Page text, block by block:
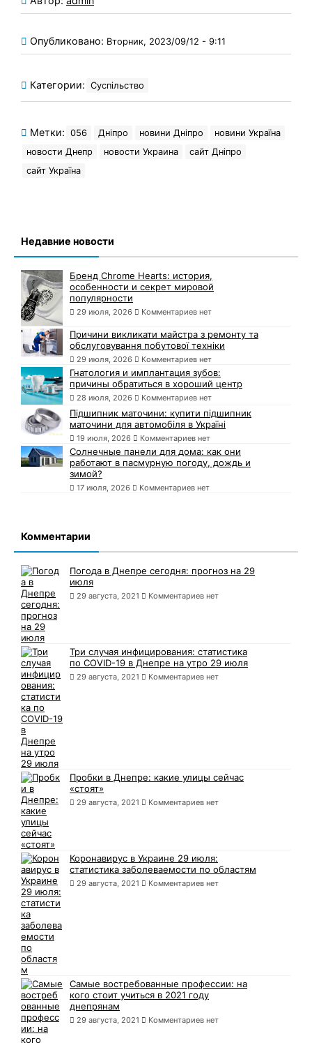
Опубликовано: Вторник, 2023/09/12 - 9:11
Категории: Суспільство
Метки: 056 Дніпро новини Дніпро
новини Україна
новости Днепр
новости Украина
сайт Дніпро
сайт Україна
Недавние новости
Бренд Chrome Hearts: история,
особенности и секрет мировой
популярности
29 июля, 2026 Комментариев нет
Причини викликати майстра з ремонту та
обслуговування побутової техніки
29 июля, 2026 Комментариев нет
Гнатология и имплантация зубов:
причины обратиться в хороший центр
28 июля, 2026 Комментариев нет
Підшипник маточини: купити підшипник
маточини для автомобіля в Україні
19 июля, 2026 Комментариев нет
Солнечные панели для дома: как они
работают в пасмурную погоду, дождь и
зимой?
17 июля, 2026 Комментариев нет
Комментарии
Погода в Днепре сегодня: прогноз на 29
июля
29 августа, 2021 Комментариев нет
Три случая инфицирования: статистика
по COVID-19 в Днепре на утро 29 июля
29 августа, 2021 Комментариев нет
Пробки в Днепре: какие улицы сейчас
«стоят»
29 августа, 2021 Комментариев нет
Коронавирус в Украине 29 июля:
статистика заболеваемости по областям
29 августа, 2021 Комментариев нет
Самые востребованные профессии: на
кого стоит учиться в 2021 году
днепрянам
29 августа, 2021 Комментариев нет